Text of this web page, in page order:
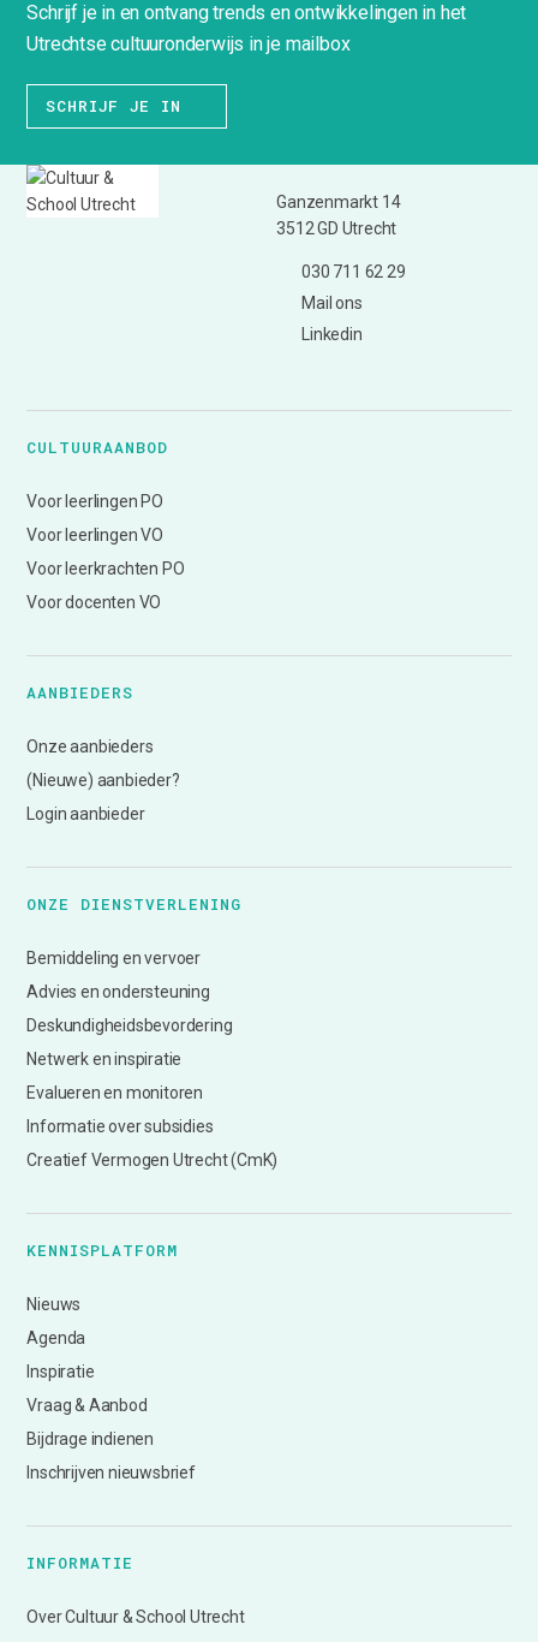
Schrijf je in en ontvang trends en ontwikkelingen in het
Utrechtse cultuuronderwijs in je mailbox
SCHRIJF JE IN
Ganzenmarkt 14
3512 GD Utrecht
030 711 62 29
Mail ons
Linkedin
CULTUURAANBOD
Voor leerlingen PO
Voor leerlingen VO
Voor leerkrachten PO
Voor docenten VO
AANBIEDERS
Onze aanbieders
(Nieuwe) aanbieder?
Login aanbieder
ONZE DIENSTVERLENING
Bemiddeling en vervoer
Advies en ondersteuning
Deskundigheidsbevordering
Netwerk en inspiratie
Evalueren en monitoren
Informatie over subsidies
Creatief Vermogen Utrecht (CmK)
KENNISPLATFORM
Nieuws
Agenda
Inspiratie
Vraag & Aanbod
Bijdrage indienen
Inschrijven nieuwsbrief
INFORMATIE
Over Cultuur & School Utrecht